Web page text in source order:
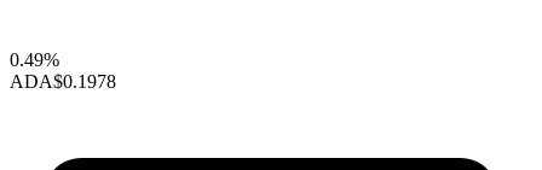
0.49%
ADA$0.1978